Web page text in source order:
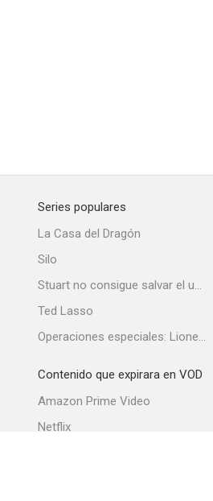
Series populares
La Casa del Dragón
Silo
Stuart no consigue salvar el universo
Ted Lasso
Operaciones especiales: Lioness
Contenido que expirara en VOD
Amazon Prime Video
Netflix